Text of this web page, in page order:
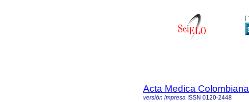
Acta Medica Colombiana
versión impresa ISSN 0120-2448